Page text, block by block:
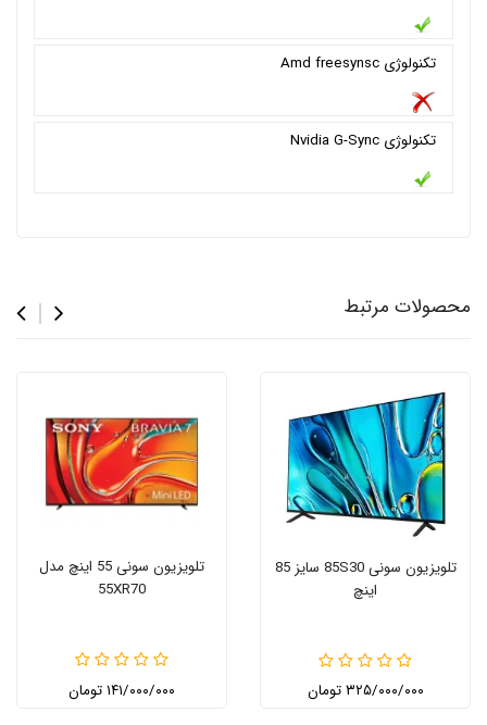
تکنولوژی Amd freesynsc
تکنولوژی Nvidia G-Sync
محصولات مرتبط
تلویزیون سونی 85S30 سایز 85
اینچ
۳۲۵/۰۰۰/۰۰۰ تومان
تلویزیون سونی 55 اینچ مدل
55XR70
۱۴۱/۰۰۰/۰۰۰ تومان